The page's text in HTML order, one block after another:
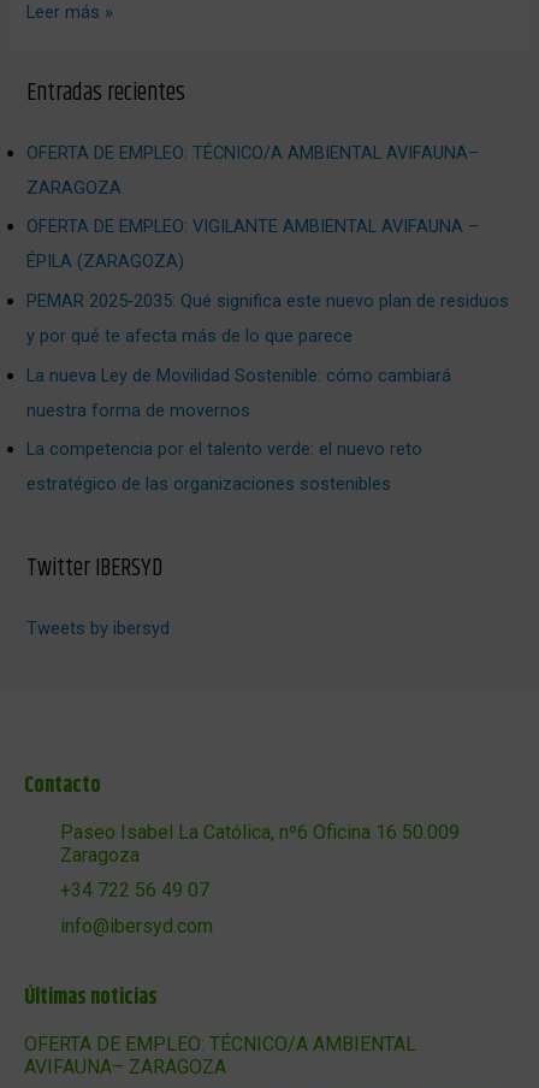
Leer más »
Entradas recientes
OFERTA DE EMPLEO: TÉCNICO/A AMBIENTAL AVIFAUNA–
ZARAGOZA
OFERTA DE EMPLEO: VIGILANTE AMBIENTAL AVIFAUNA –
ÉPILA (ZARAGOZA)
PEMAR 2025‑2035: Qué significa este nuevo plan de residuos
y por qué te afecta más de lo que parece
La nueva Ley de Movilidad Sostenible: cómo cambiará
nuestra forma de movernos
La competencia por el talento verde: el nuevo reto
estratégico de las organizaciones sostenibles
Twitter IBERSYD
Tweets by ibersyd
Contacto
Paseo Isabel La Católica, nº6 Oficina 16 50.009
Zaragoza
+34 722 56 49 07
info@ibersyd.com
Últimas noticias
OFERTA DE EMPLEO: TÉCNICO/A AMBIENTAL
AVIFAUNA– ZARAGOZA